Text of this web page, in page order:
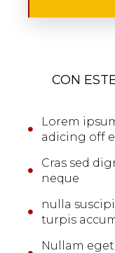
CON
Lorem
adicing off
Cras sed
neque
nulla
turpis
Nullam